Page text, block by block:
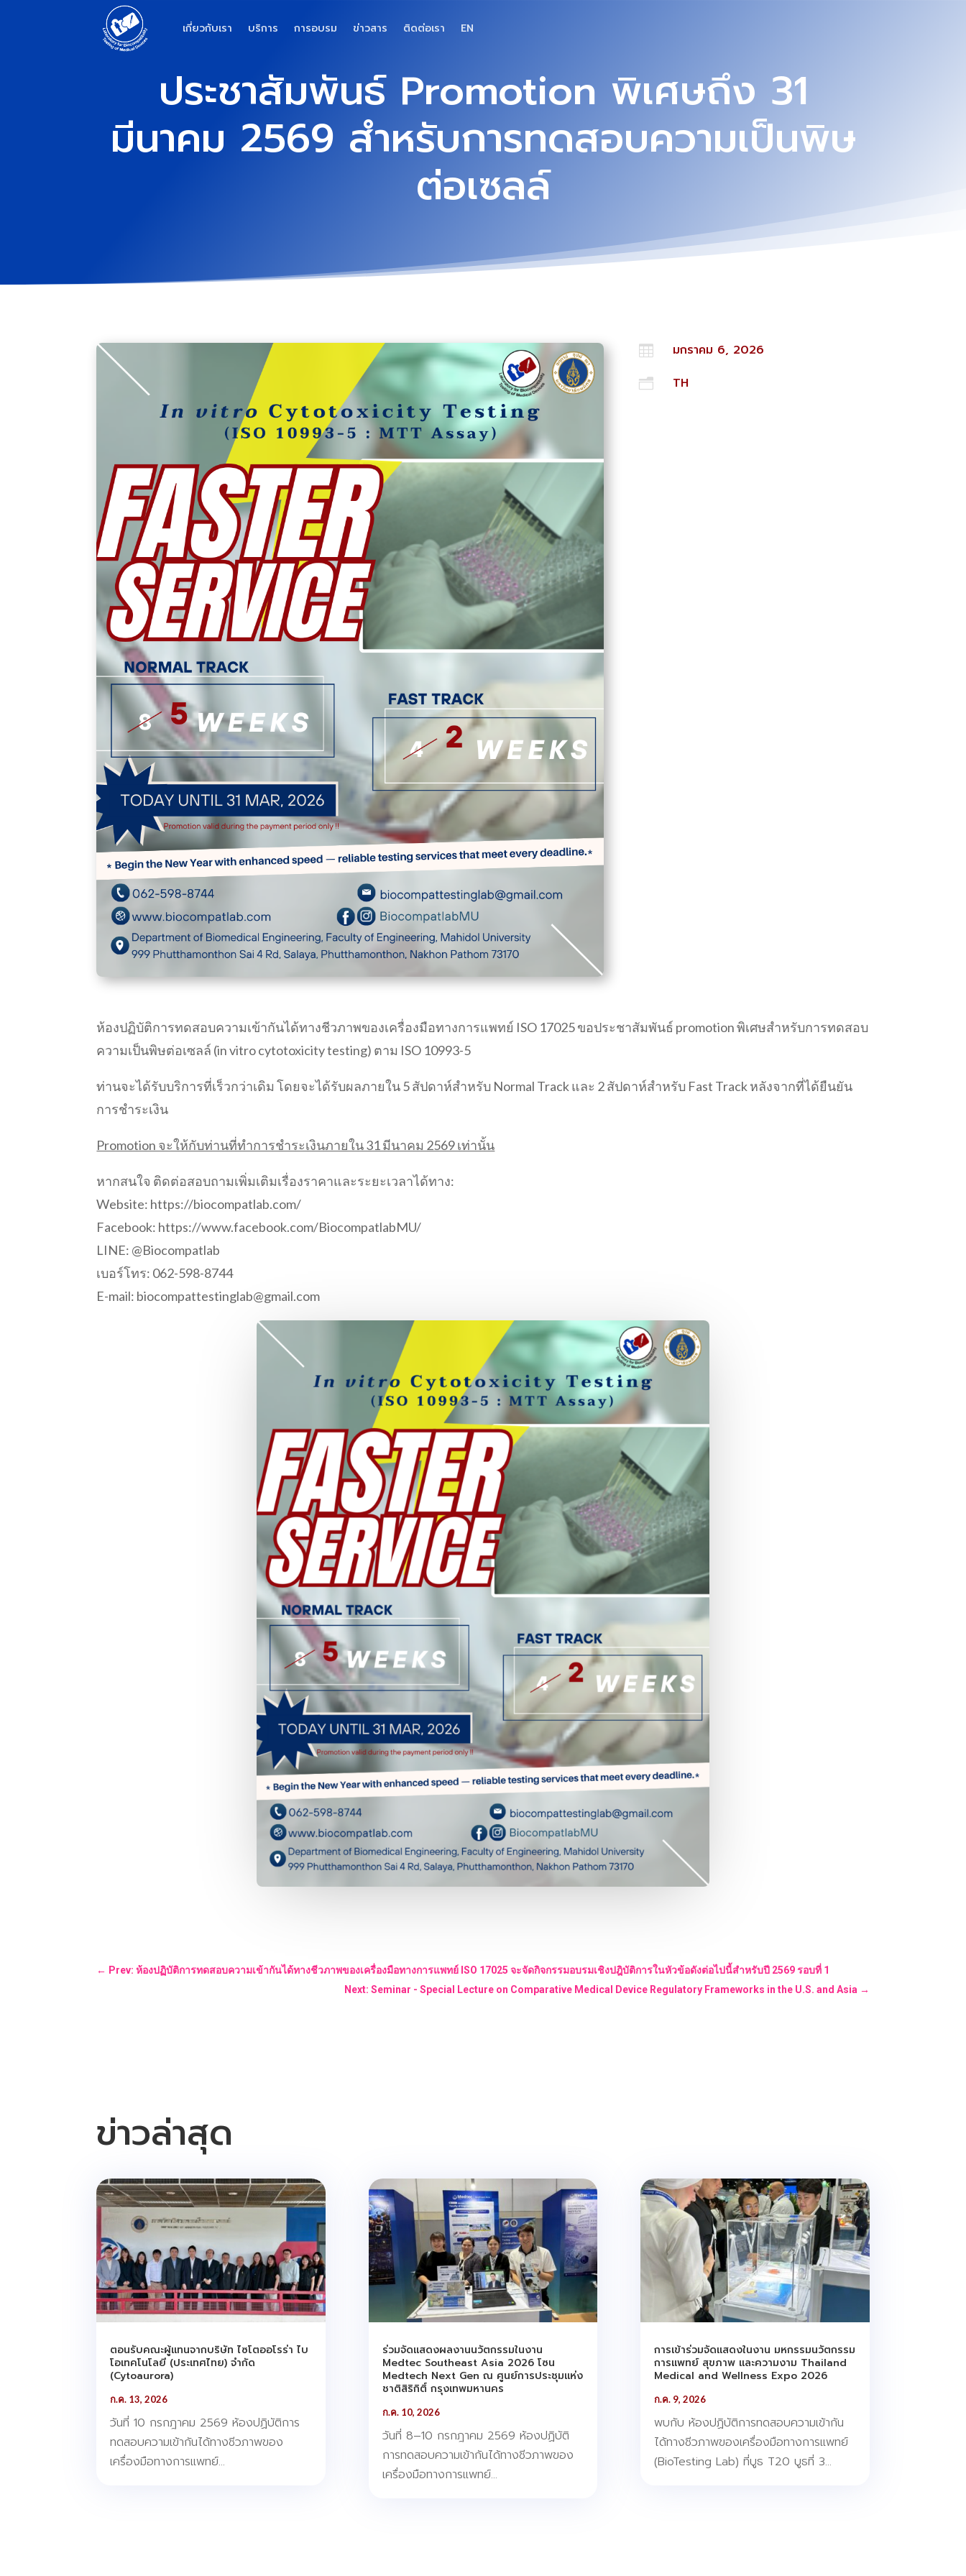
เกี่ยวกับเรา บริการ การอบรม ข่าวสาร ติดต่อเรา EN
ประชาสัมพันธ์ Promotion พิเศษถึง 31
มีนาคม 2569 สำหรับการทดสอบความเป็นพิษ
ต่อเซลล์
 มกราคม 6, 2026
n TH
ห้องปฏิบัติการทดสอบความเข้ากันได้ทางชีวภาพของเครื่องมือทางการแพทย์ ISO 17025 ขอประชาสัมพันธ์ promotion พิเศษสำหรับการทดสอบ
ความเป็นพิษต่อเซลล์ (in vitro cytotoxicity testing) ตาม ISO 10993-5
ท่านจะได้รับบริการที่เร็วกว่าเดิม โดยจะได้รับผลภายใน 5 สัปดาห์สำหรับ Normal Track และ 2 สัปดาห์สำหรับ Fast Track หลังจากที่ได้ยืนยัน
การชำระเงิน
Promotion จะให้กับท่านที่ทำการชำระเงินภายใน 31 มีนาคม 2569 เท่านั้น
หากสนใจ ติดต่อสอบถามเพิ่มเติมเรื่องราคาและระยะเวลาได้ทาง:
Website: https://biocompatlab.com/
Facebook: https://www.facebook.com/BiocompatlabMU/
LINE: @Biocompatlab
เบอร์โทร: 062-598-8744
E-mail: biocompattestinglab@gmail.com
← Prev: ห้องปฏิบัติการทดสอบความเข้ากันได้ทางชีวภาพของเครื่องมือทางการแพทย์ ISO 17025 จะจัดกิจกรรมอบรมเชิงปฎิบัติการในหัวข้อดังต่อไปนี้สำหรับปี 2569 รอบที่ 1
Next: Seminar - Special Lecture on Comparative Medical Device Regulatory Frameworks in the U.S. and Asia→
ข่าวล่าสุด
ตอนรับคณะผู้แทนจากบริษัท ไซโตออโรร่า ไบ
โอเทคโนโลยี (ประเทศไทย) จำกัด
(Cytoaurora)
ก.ค. 13, 2026
วันที่ 10 กรกฎาคม 2569 ห้องปฏิบัติการ
ทดสอบความเข้ากันได้ทางชีวภาพของ
เครื่องมือทางการแพทย์...
ร่วมจัดแสดงผลงานนวัตกรรมในงาน
Medtec Southeast Asia 2026 โซน
Medtech Next Gen ณ ศูนย์การประชุมแห่ง
ชาติสิริกิติ์ กรุงเทพมหานคร
ก.ค. 10, 2026
วันที่ 8–10 กรกฎาคม 2569 ห้องปฏิบัติ
การทดสอบความเข้ากันได้ทางชีวภาพของ
เครื่องมือทางการแพทย์...
การเข้าร่วมจัดแสดงในงาน มหกรรมนวัตกรรม
การแพทย์ สุขภาพ และความงาม Thailand
Medical and Wellness Expo 2026
ก.ค. 9, 2026
พบกับ ห้องปฏิบัติการทดสอบความเข้ากัน
ได้ทางชีวภาพของเครื่องมือทางการแพทย์
(BioTesting Lab) ที่บูธ T20 บูธที่ 3...